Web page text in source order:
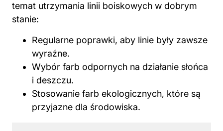
temat utrzymania linii boiskowych w dobrym
stanie:
Regularne poprawki, aby linie były zawsze
wyraźne.
Wybór farb odpornych na działanie słońca
i deszczu.
Stosowanie farb ekologicznych, które są
przyjazne dla środowiska.